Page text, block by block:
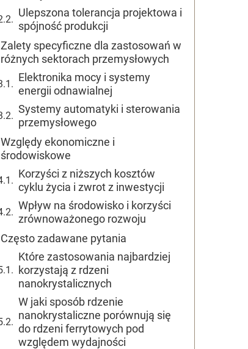
Ulepszona tolerancja projektowa i
spójność produkcji
Zalety specyficzne dla zastosowań w
różnych sektorach przemysłowych
Elektronika mocy i systemy
energii odnawialnej
Systemy automatyki i sterowania
przemysłowego
Względy ekonomiczne i
środowiskowe
Korzyści z niższych kosztów
cyklu życia i zwrot z inwestycji
Wpływ na środowisko i korzyści
zrównoważonego rozwoju
Często zadawane pytania
Które zastosowania najbardziej
korzystają z rdzeni
nanokrystalicznych
W jaki sposób rdzenie
nanokrystaliczne porównują się
do rdzeni ferrytowych pod
względem wydajności